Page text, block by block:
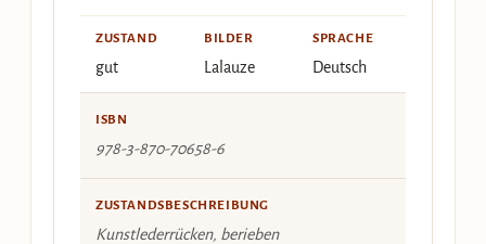
ZUSTAND
gut
BILDER
Lalauze
SPRACHE
Deutsch
ISBN
978-3-870-70658-6
ZUSTANDSBESCHREIBUNG
Kunstlederrücken, berieben